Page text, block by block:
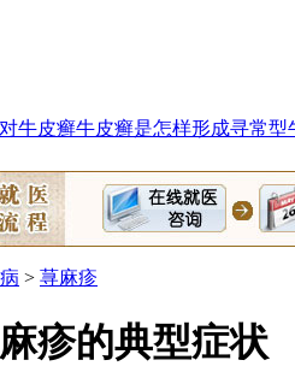
牛皮癣牛皮癣是怎样形成寻常型
> 荨麻疹
疹的典型症状